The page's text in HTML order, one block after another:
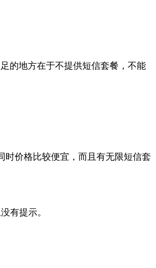
的地方在于不提供短信套餐，不能
时价格比较便宜，而且有无限短信套
有提示。